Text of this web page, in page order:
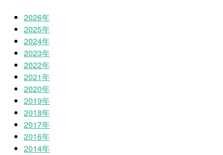
2026年
2025年
2024年
2023年
2022年
2021年
2020年
2019年
2018年
2017年
2016年
2014年